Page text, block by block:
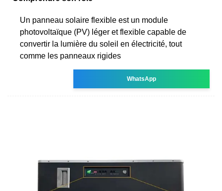
Un panneau solaire flexible est un module
photovoltaïque (PV) léger et flexible capable de
convertir la lumière du soleil en électricité, tout
comme les panneaux rigides
WhatsApp